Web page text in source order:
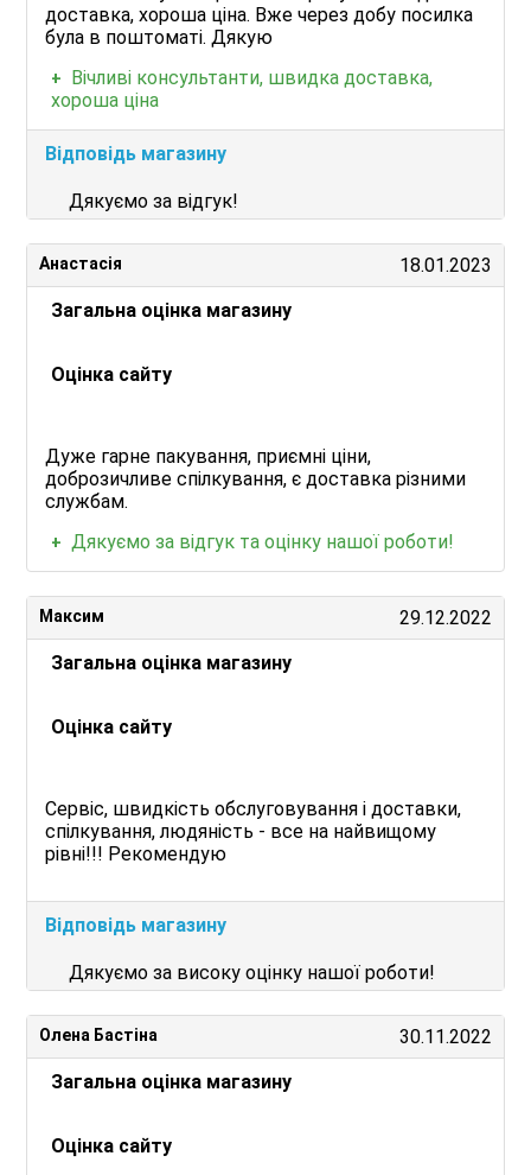
доставка, хороша ціна. Вже через добу посилка
була в поштоматі. Дякую
Вічливі консультанти, швидка доставка,
хороша ціна
Відповідь магазину
Дякуємо за відгук!
Анастасія
18.01.2023
Загальна оцінка магазину
Оцінка сайту
Дуже гарне пакування, приємні ціни,
доброзичливе спілкування, є доставка різними
службам.
Дякуємо за відгук та оцінку нашої роботи!
Максим
29.12.2022
Загальна оцінка магазину
Оцінка сайту
Сервіс, швидкість обслуговування і доставки,
спілкування, людяність - все на найвищому
рівні!!! Рекомендую
Відповідь магазину
Дякуємо за високу оцінку нашої роботи!
Олена Бастіна
30.11.2022
Загальна оцінка магазину
Оцінка сайту